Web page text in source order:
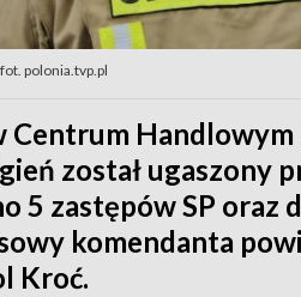
polonia.tvp.pl
Centrum Handlowym
został ugaszony
5 zastępów SP oraz
komendanta
Kroć.